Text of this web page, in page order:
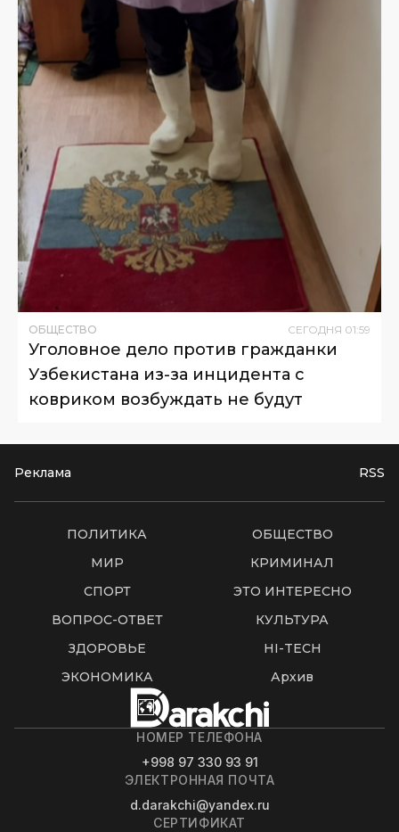
ОБЩЕСТВО СЕГОДНЯ 01:59
Уголовное дело против гражданки
Узбекистана из-за инцидента с
ковриком возбуждать не будут
Реклама RSS
ПОЛИТИКА
ОБЩЕСТВО
МИР
КРИМИНАЛ
СПОРТ
ЭТО ИНТЕРЕСНО
ВОПРОС-ОТВЕТ
КУЛЬТУРА
ЗДОРОВЬЕ
HI-TECH
ЭКОНОМИКА
Архив
НОМЕР ТЕЛЕФОНА
+998 97 330 93 91
ЭЛЕКТРОННАЯ ПОЧТА
d.darakchi@yandex.ru
СЕРТИФИКАТ